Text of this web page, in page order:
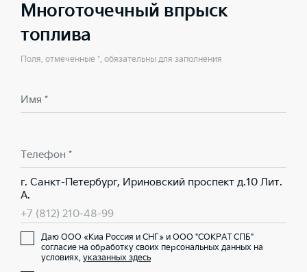
Многоточечный впрыск
топлива
Поля, отмеченные *, обязательны для заполнения
Имя *
Телефон *
г. Санкт-Петербург, Ириновский проспект д.10 Лит.
А.
+7 (812) 210-48-99
Даю ООО «Киа Россия и СНГ» и ООО "СОКРАТ СПБ"
согласие на обработку своих персональных данных на
условиях, указанных здесь